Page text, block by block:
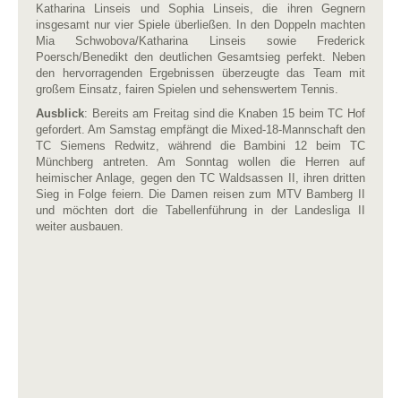
Katharina Linseis und Sophia Linseis, die ihren Gegnern
insgesamt nur vier Spiele überließen. In den Doppeln machten
Mia Schwobova/Katharina Linseis sowie Frederick
Poersch/Benedikt den deutlichen Gesamtsieg perfekt. Neben
den hervorragenden Ergebnissen überzeugte das Team mit
großem Einsatz, fairen Spielen und sehenswertem Tennis.
Ausblick: Bereits am Freitag sind die Knaben 15 beim TC Hof
gefordert. Am Samstag empfängt die Mixed-18-Mannschaft den
TC Siemens Redwitz, während die Bambini 12 beim TC
Münchberg antreten. Am Sonntag wollen die Herren auf
heimischer Anlage, gegen den TC Waldsassen II, ihren dritten
Sieg in Folge feiern. Die Damen reisen zum MTV Bamberg II
und möchten dort die Tabellenführung in der Landesliga II
weiter ausbauen.